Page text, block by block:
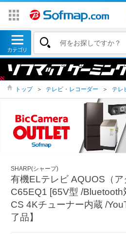
トップ ＞ テレビ・レコーダー ＞ テレ
SHARP(シャープ)
有機ELテレビ AQUOS（ア
C65EQ1 [65V型 /Bluetooth
CS 4Kチューナー内蔵 /
了品】